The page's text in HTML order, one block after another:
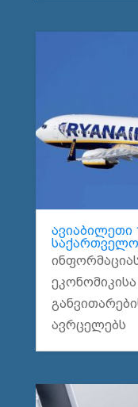
ავიაბილეთი
ავრცელებს